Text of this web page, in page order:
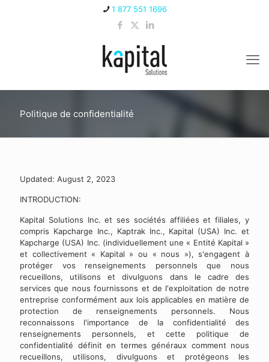
1 877 551 1696
Politique de confidentialité
Updated: August 2, 2023
INTRODUCTION:
Kapital Solutions Inc. et ses sociétés affiliées et filiales, y
compris Kapcharge Inc., Kaptrak Inc., Kapital (USA) Inc. et
Kapcharge (USA) Inc. (individuellement une « Entité Kapital »
et collectivement « Kapital » ou « nous »), s'engagent à
protéger vos renseignements personnels que nous
recueillons, utilisons et divulguons dans le cadre des
services que nous fournissons et de l'exploitation de notre
entreprise conformément aux lois applicables en matière de
protection de renseignements personnels. Nous
reconnaissons l'importance de la confidentialité des
renseignements personnels, et cette politique de
confidentialité définit en termes généraux comment nous
recueillons, utilisons, divulguons et protégeons les